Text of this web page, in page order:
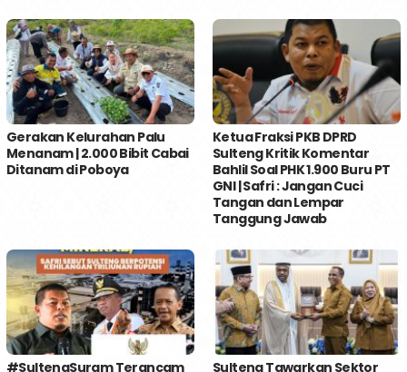
Gerakan Kelurahan Palu
Menanam | 2.000 Bibit Cabai
Ditanam di Poboya
Ketua Fraksi PKB DPRD
Sulteng Kritik Komentar
Bahlil Soal PHK 1.900 Buru PT
GNI | Safri : Jangan Cuci
Tangan dan Lempar
Tanggung Jawab
#SultengSuram Terancam Sulteng Tawarkan Sektor